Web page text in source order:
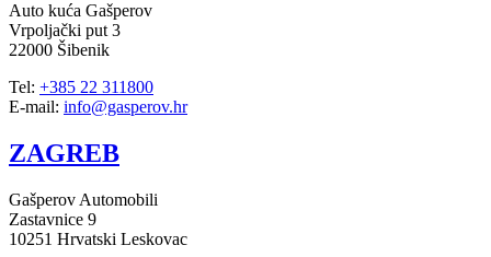
Auto kuća Gašperov
Vrpoljački put 3
22000 Šibenik
Tel: +385 22 311800
E-mail: info@gasperov.hr
ZAGREB
Gašperov Automobili
Zastavnice 9
10251 Hrvatski Leskovac